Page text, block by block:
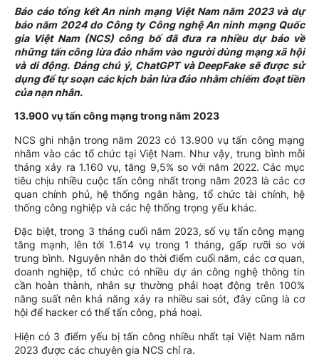
Báo cáo tổng kết An ninh mạng Việt Nam năm 2023 và dự
báo năm 2024 do Công ty Công nghệ An ninh mạng Quốc
gia Việt Nam (NCS) công bố đã đưa ra nhiều dự báo về
những tấn công lừa đảo nhắm vào người dùng mạng xã hội
và di động. Đáng chú ý, ChatGPT và DeepFake sẽ được sử
dụng để tự soạn các kịch bản lừa đảo nhằm chiếm đoạt tiền
của nạn nhân.
13.900 vụ tấn công mạng trong năm 2023
NCS ghi nhận trong năm 2023 có 13.900 vụ tấn công mạng
nhằm vào các tổ chức tại Việt Nam. Như vậy, trung bình mỗi
tháng xảy ra 1.160 vụ, tăng 9,5% so với năm 2022. Các mục
tiêu chịu nhiều cuộc tấn công nhất trong năm 2023 là các cơ
quan chính phủ, hệ thống ngân hàng, tổ chức tài chính, hệ
thống công nghiệp và các hệ thống trọng yếu khác.
Đặc biệt, trong 3 tháng cuối năm 2023, số vụ tấn công mạng
tăng mạnh, lên tới 1.614 vụ trong 1 tháng, gấp rưỡi so với
trung bình. Nguyên nhân do thời điểm cuối năm, các cơ quan,
doanh nghiệp, tổ chức có nhiều dự án công nghệ thông tin
cần hoàn thành, nhân sự thường phải hoạt động trên 100%
năng suất nên khả năng xảy ra nhiều sai sót, đây cũng là cơ
hội để hacker có thể tấn công, phá hoại.
Hiện có 3 điểm yếu bị tấn công nhiều nhất tại Việt Nam năm
2023 được các chuyên gia NCS chỉ ra.